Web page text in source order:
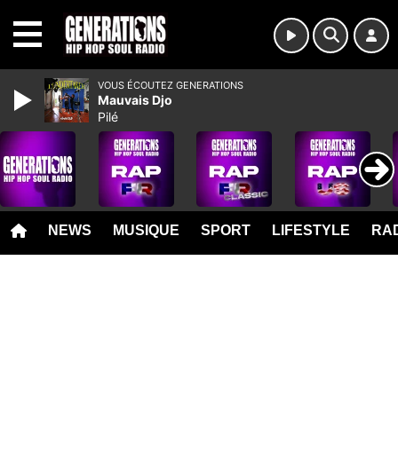
NEWS MUSIQUE SPORT LIFESTYLE
VOUS ÉCOUTEZ GENERATIONS
Mauvais Djo
Pilé